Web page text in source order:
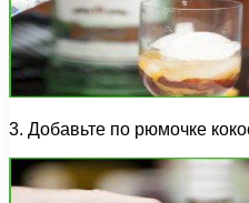
3. Добавьте по рюмочке